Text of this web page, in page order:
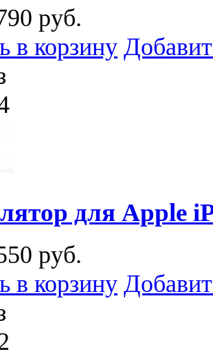
руб.
в корзину
для Apple
руб.
в корзину